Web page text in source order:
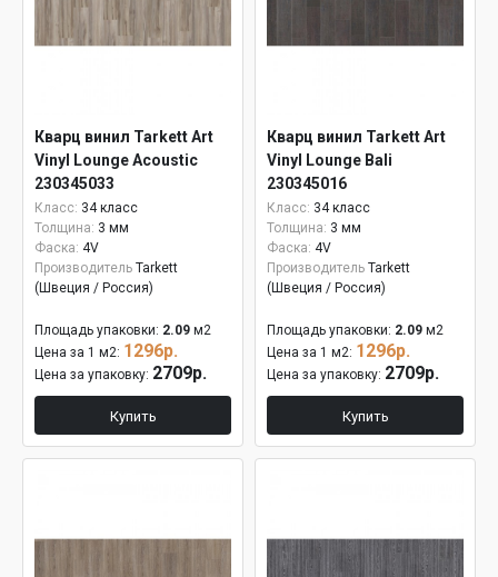
Кварц винил Tarkett Art
Vinyl Lounge Acoustic
230345033
Класс: 34 класс
Толщина: 3 мм
Фаска: 4V
Производитель Tarkett
(Швеция / Россия)
Площадь упаковки: 2.09 м2
Цена за 1 м2: 1296р.
Цена за упаковку: 2709р.
Купить
Кварц винил Tarkett Art
Vinyl Lounge Bali
230345016
Класс: 34 класс
Толщина: 3 мм
Фаска: 4V
Производитель Tarkett
(Швеция / Россия)
Площадь упаковки: 2.09 м2
Цена за 1 м2: 1296р.
Цена за упаковку: 2709р.
Купить